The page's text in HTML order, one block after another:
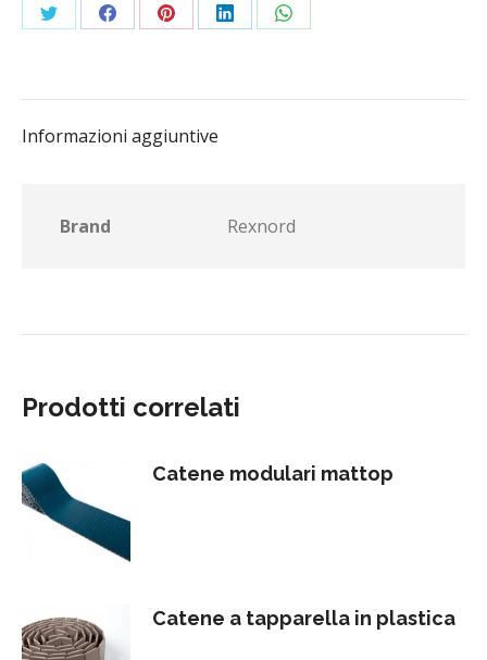
Condividi
Twitter
Condividi
Facebook
Condividi
Pinterest
Condividi
LinkedIn
Condividi
WhatsApp
Informazioni aggiuntive
Brand Rexnord
Prodotti correlati
Catene modulari mattop
Catene a tapparella in plastica